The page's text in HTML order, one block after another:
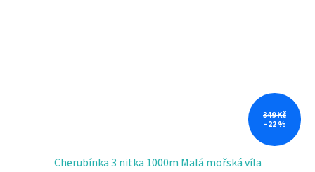
349 Kč
–22 %
Cherubínka 3 nitka 1000m Malá mořská víla